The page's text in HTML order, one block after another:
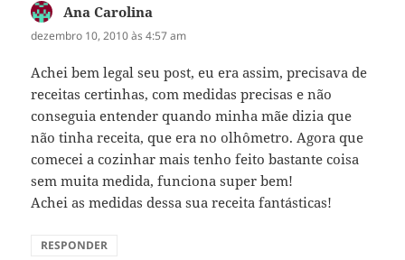
Ana Carolina
dezembro 10, 2010 às 4:57 am
Achei bem legal seu post, eu era assim, precisava de
receitas certinhas, com medidas precisas e não
conseguia entender quando minha mãe dizia que
não tinha receita, que era no olhômetro. Agora que
comecei a cozinhar mais tenho feito bastante coisa
sem muita medida, funciona super bem!
Achei as medidas dessa sua receita fantásticas!
RESPONDER